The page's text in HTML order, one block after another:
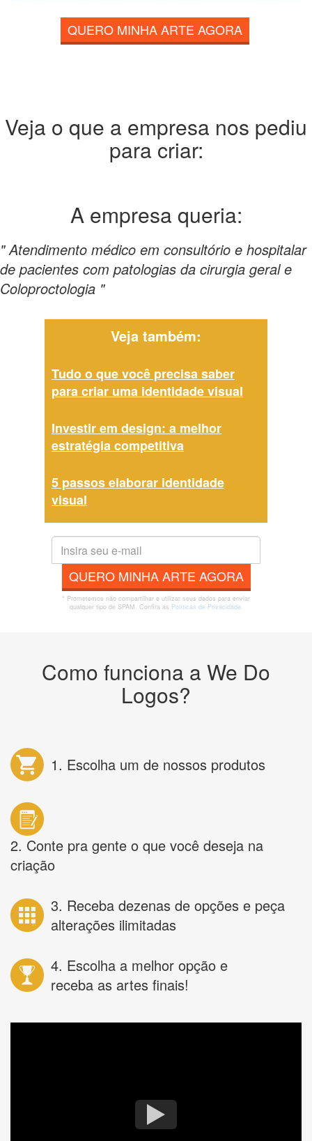
QUERO MINHA ARTE AGORA
Veja o que a empresa nos pediu
para criar:
A empresa queria:
" Atendimento médico em consultório e hospitalar
de pacientes com patologias da cirurgia geral e
Coloproctologia "
Veja também:
Tudo o que você precisa saber
para criar uma identidade visual
Investir em design: a melhor
estratégia competitiva
5 passos elaborar identidade
visual
QUERO MINHA ARTE AGORA
* Prometemos não compartilhar e utilizar seus dados para enviar
qualquer tipo de SPAM. Confira as Políticas de Privacidade.
Como funciona a We Do
Logos?
1. Escolha um de nossos produtos
2. Conte pra gente o que você deseja na
criação
3. Receba dezenas de opções e peça
alterações ilimitadas
4. Escolha a melhor opção e
receba as artes finais!